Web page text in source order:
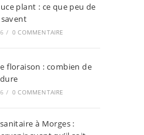
plant : ce que peu de
/ 0 COMMENTAIRE
floraison : combien de
/ 0 COMMENTAIRE
à Morges :